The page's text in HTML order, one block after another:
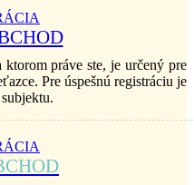
práve ste, je určený pre
Pre úspešnú registráciu je